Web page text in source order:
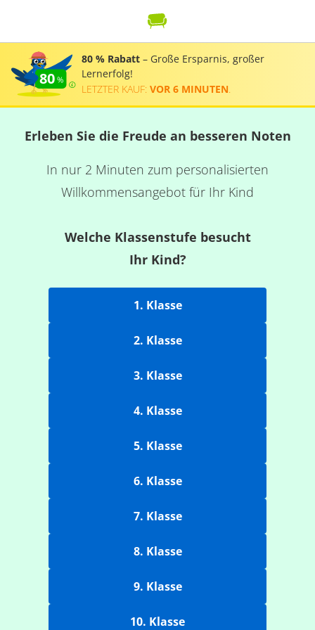
80
80 % Rabatt – Große Ersparnis, großer
Lernerfolg!
LETZTER KAUF: VOR 6 MINUTEN
Erleben Sie die Freude an besseren Noten
In nur 2 Minuten zum personalisierten
Willkommensangebot für Ihr Kind
Welche Klassenstufe besucht
Ihr Kind?
1. Klasse
2. Klasse
3. Klasse
4. Klasse
5. Klasse
6. Klasse
7. Klasse
8. Klasse
9. Klasse
10. Klasse